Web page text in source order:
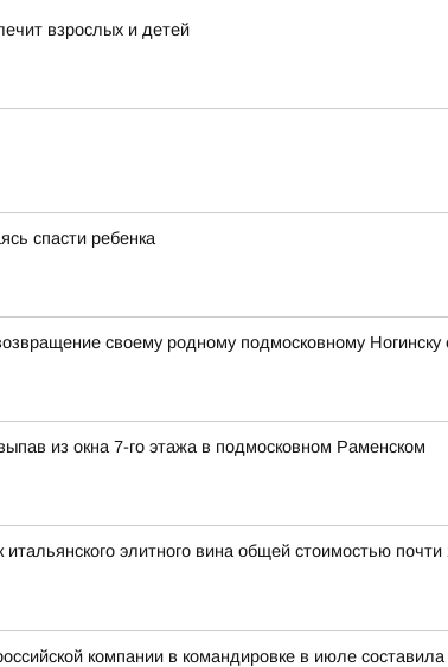
взрослых и детей
спасти ребенка
своему родному подмосковному Ногинску
из окна 7-го этажа в подмосковном Раменском
элитного вина общей стоимостью
компании в командировке в июле